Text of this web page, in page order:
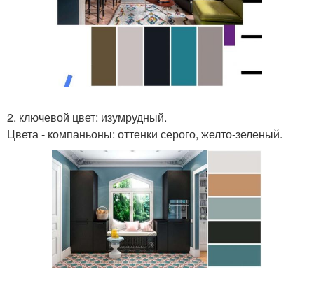
2. ключевой цвет: изумрудный.
Цвета - компаньоны: оттенки серого, желто-зеленый.